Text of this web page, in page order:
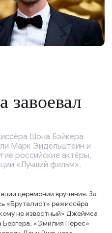
Шона Бэйкера
Марк Эйдельштейн и
российские актёры,
«Лучший фильм».
церемонии вручения. За
«Бруталист» режиссёра
не известный» Джеймса
«Эмилия Перес»